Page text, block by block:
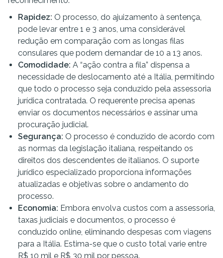
Rapidez: O processo, do ajuizamento à sentença,
pode levar entre 1 e 3 anos, uma considerável
redução em comparação com as longas filas
consulares que podem demandar de 10 a 13 anos.
Comodidade: A “ação contra a fila” dispensa a
necessidade de deslocamento até a Itália, permitindo
que todo o processo seja conduzido pela assessoria
jurídica contratada. O requerente precisa apenas
enviar os documentos necessários e assinar uma
procuração judicial.
Segurança: O processo é conduzido de acordo com
as normas da legislação italiana, respeitando os
direitos dos descendentes de italianos. O suporte
jurídico especializado proporciona informações
atualizadas e objetivas sobre o andamento do
processo.
Economia: Embora envolva custos com a assessoria,
taxas judiciais e documentos, o processo é
conduzido online, eliminando despesas com viagens
para a Itália. Estima-se que o custo total varie entre
R$ 10 mil e R$ 30 mil por pessoa.